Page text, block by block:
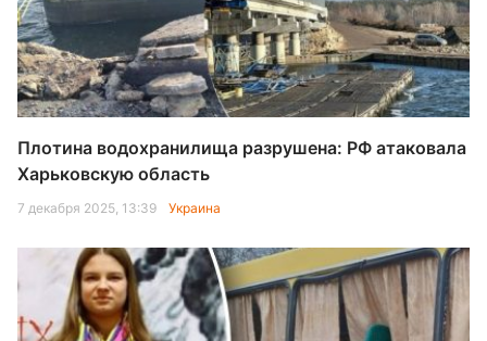
Плотина водохранилища разрушена: РФ атаковала
Харьковскую область
7 декабря 2025, 13:39 Украина